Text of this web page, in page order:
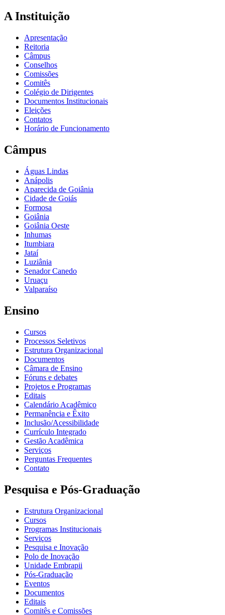
A Instituição
Apresentação
Reitoria
Câmpus
Conselhos
Comissões
Comitês
Colégio de Dirigentes
Documentos Institucionais
Eleições
Contatos
Horário de Funcionamento
Câmpus
Águas Lindas
Anápolis
Aparecida de Goiânia
Cidade de Goiás
Formosa
Goiânia
Goiânia Oeste
Inhumas
Itumbiara
Jataí
Luziânia
Senador Canedo
Uruaçu
Valparaíso
Ensino
Cursos
Processos Seletivos
Estrutura Organizacional
Documentos
Câmara de Ensino
Fóruns e debates
Projetos e Programas
Editais
Calendário Acadêmico
Permanência e Êxito
Inclusão/Acessibilidade
Currículo Integrado
Gestão Acadêmica
Serviços
Perguntas Frequentes
Contato
Pesquisa e Pós-Graduação
Estrutura Organizacional
Cursos
Programas Institucionais
Serviços
Pesquisa e Inovação
Polo de Inovação
Unidade Embrapii
Pós-Graduação
Eventos
Documentos
Editais
Comitês e Comissões